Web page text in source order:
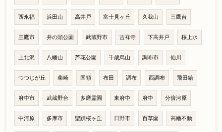
西永福 浜田山 高井戸 富士見ヶ丘 久我山 三鷹台
三鷹市 井の頭公園 武蔵野市 吉祥寺 下高井戸 桜上水
上北沢 八幡山 芦花公園 千歳烏山 調布市 仙川
つつじが丘 柴崎 国領 布田 調布 西調布 飛田給
府中市 武蔵野台 多磨霊園 東府中 府中 分倍河原
中河原 多摩市 聖蹟桜ヶ丘 日野市 百草園 高幡不動